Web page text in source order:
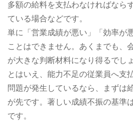
多額の給料を支払わなければなら
ている場合などです。
単に「営業成績が悪い」「効率が
ことはできません。あくまでも、
が大きな判断材料になり得るでしょ
とはいえ、能力不足の従業員へ支
問題が発生しているなら、まずは
が先です。著しい成績不振の基準
です。